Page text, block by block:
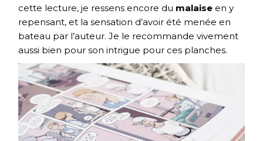
cette lecture, je ressens encore du malaise en y
repensant, et la sensation d’avoir été menée en
bateau par l’auteur. Je le recommande vivement
aussi bien pour son intrigue pour ces planches.